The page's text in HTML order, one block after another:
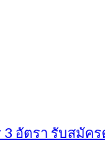
อัตรา รับสมัค